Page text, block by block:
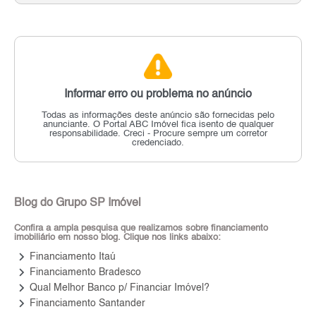
Informar erro ou problema no anúncio
Todas as informações deste anúncio são fornecidas pelo
anunciante. O Portal ABC Imóvel fica isento de qualquer
responsabilidade. Creci - Procure sempre um corretor
credenciado.
Blog do Grupo SP Imóvel
Confira a ampla pesquisa que realizamos sobre financiamento
imobiliário em nosso blog. Clique nos links abaixo:
keyboard_arrow_right Financiamento Itaú
keyboard_arrow_right Financiamento Bradesco
keyboard_arrow_right Qual Melhor Banco p/ Financiar Imóvel?
keyboard_arrow_right Financiamento Santander